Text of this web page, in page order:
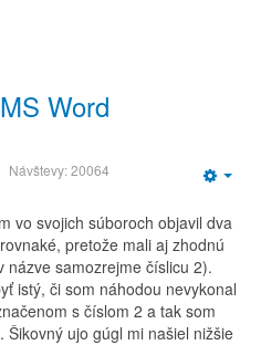
Word
Návštevy: 20064
vo svojich súboroch objavil dva
pretože mali aj zhodnú
názve samozrejme číslicu 2).
istý, či som náhodou nevykonal
s číslom 2 a tak som
ujo gúgl mi našiel nižšie